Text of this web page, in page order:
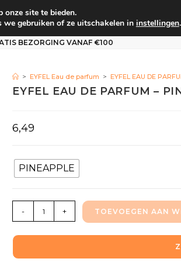
Persoonlijke verzorging
BEZORGING VANAF €100
> EYFEL Eau de parfum > EYFEL EAU DE
EYFEL EAU DE PARFUM –
6,49
PINEAPPLE
- + TOEVOEGEN AAN
onze site te bieden.
we gebruiken of ze uitschakelen in instellingen.